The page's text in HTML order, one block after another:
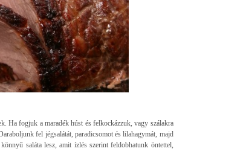
Ha fogjuk a maradék húst és felkockázzuk, vagy szálakra
fel jégsalátát, paradicsomot és lilahagymát, majd
saláta lesz, amit ízlés szerint feldobhatunk öntettel,